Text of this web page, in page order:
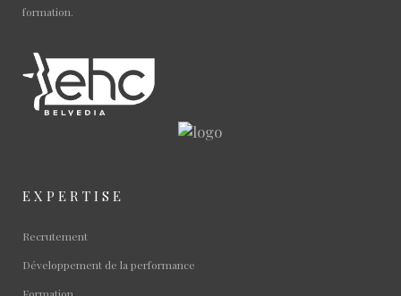
formation.
EXPERTISE
Recrutement
Développement de la performance